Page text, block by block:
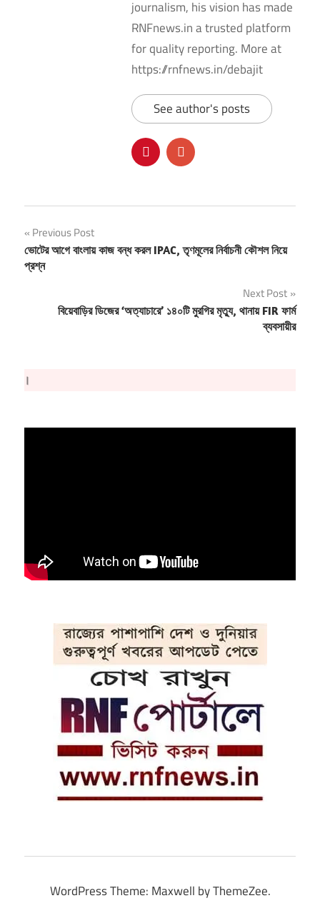
journalism, his vision has made
RNFnews.in a trusted platform
for quality reporting. More at
https://rnfnews.in/debajit
See author's posts
Post
navigation
Previous Post
ভোটের আগে বাংলায় কাজ বন্ধ করল IPAC, তৃণমূলের নির্বাচনী কৌশল নিয়ে
প্রশ্ন
Next Post
বিয়েবাড়ির ডিজের ‘অত্যাচারে’ ১৪০টি মুরগির মৃত্যু, থানায় FIR ফার্ম
ব্যবসায়ীর
WordPress Theme: Maxwell by ThemeZee.